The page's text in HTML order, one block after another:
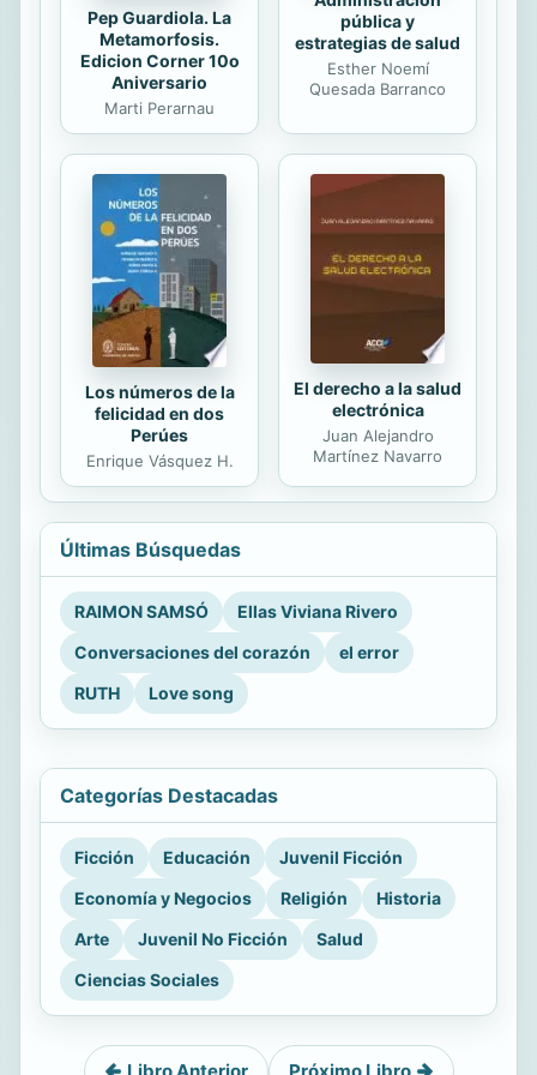
Pep Guardiola. La
Metamorfosis.
Edicion Corner 10o
Aniversario
Marti Perarnau
pública y
estrategias de salud
Esther Noemí
Quesada Barranco
Los números de la
felicidad en dos
Perúes
Enrique Vásquez H.
El derecho a la salud
electrónica
Juan Alejandro
Martínez Navarro
Últimas Búsquedas
RAIMON SAMSÓ
Ellas Viviana Rivero
Conversaciones del corazón
el error
RUTH
Love song
Categorías Destacadas
Ficción Educación
Juvenil Ficción
Economía y Negocios
Religión
Historia
Arte
Juvenil No Ficción
Salud
Ciencias Sociales
Libro Anterior Próximo Libro